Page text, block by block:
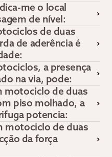
me o local
de nível:
de duas
de aderência é
a presença
na via, pode:
motociclo de duas
piso molhado, a
potencia:
motociclo de duas
da força